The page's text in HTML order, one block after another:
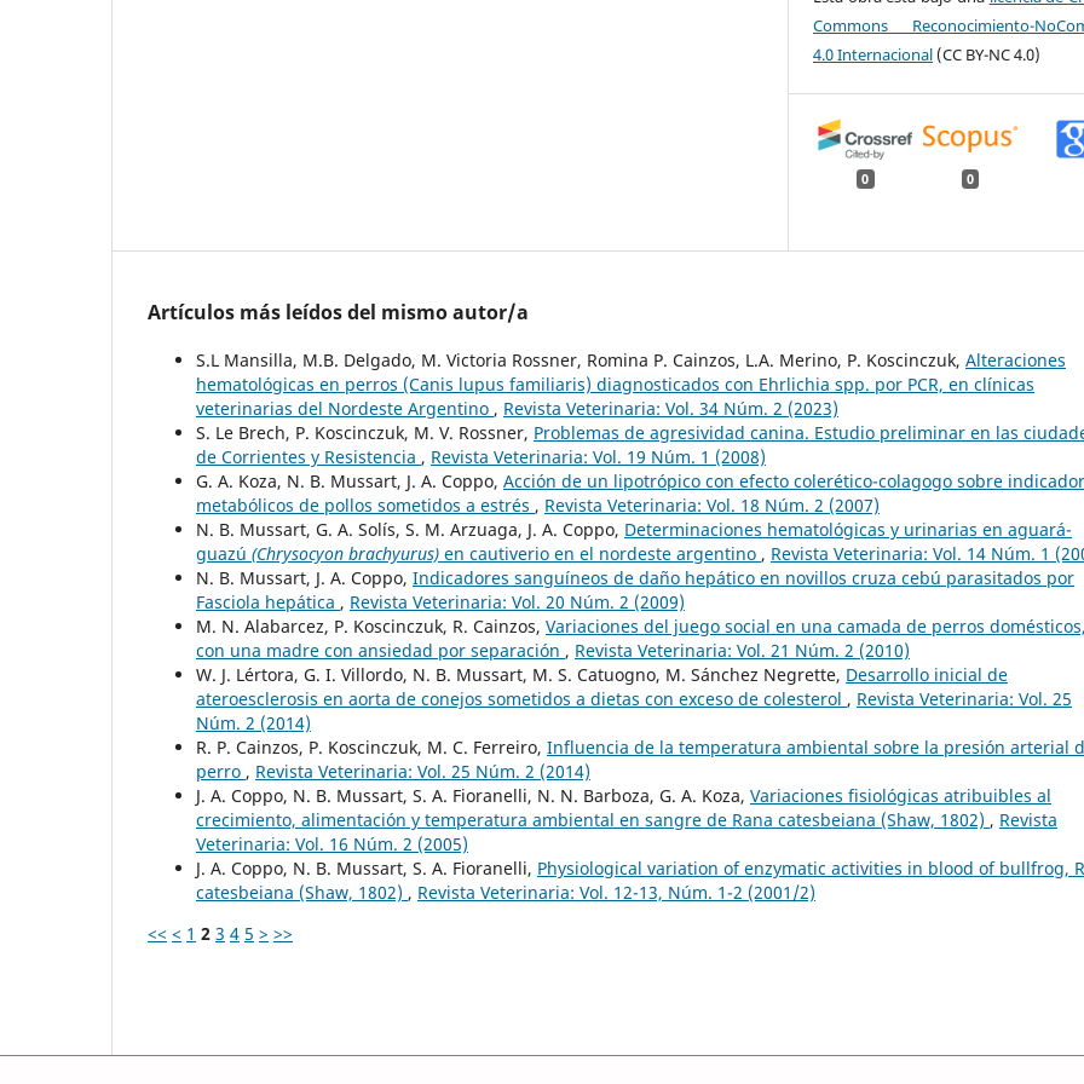
Commons Reconocimiento-
4.0 Internacional (CC BY-NC 4.0)
0 0
Artículos más leídos del mismo autor/a
S.L Mansilla, M.B. Delgado, M. Victoria Rossner, Romina P. Cainzos, L.A. Merino, P. Koscinczuk, Alteraciones
hematológicas en perros (Canis lupus familiaris) diagnosticados con Ehrlichia spp. por PCR, en clínicas
veterinarias del Nordeste Argentino , Revista Veterinaria: Vol. 34 Núm. 2 (2023)
S. Le Brech, P. Koscinczuk, M. V. Rossner, Problemas de agresividad canina. Estudio preliminar en las
de Corrientes y Resistencia , Revista Veterinaria: Vol. 19 Núm. 1 (2008)
G. A. Koza, N. B. Mussart, J. A. Coppo, Acción de un lipotrópico con efecto colerético-colagogo sobre
metabólicos de pollos sometidos a estrés , Revista Veterinaria: Vol. 18 Núm. 2 (2007)
N. B. Mussart, G. A. Solís, S. M. Arzuaga, J. A. Coppo, Determinaciones hematológicas y urinarias en aguará-
guazú (Chrysocyon brachyurus) en cautiverio en el nordeste argentino , Revista Veterinaria: Vol. 14 Núm. 1
N. B. Mussart, J. A. Coppo, Indicadores sanguíneos de daño hepático en novillos cruza cebú parasitados por
Fasciola hepática , Revista Veterinaria: Vol. 20 Núm. 2 (2009)
M. N. Alabarcez, P. Koscinczuk, R. Cainzos, Variaciones del juego social en una camada de perros domésticos,
con una madre con ansiedad por separación , Revista Veterinaria: Vol. 21 Núm. 2 (2010)
W. J. Lértora, G. I. Villordo, N. B. Mussart, M. S. Catuogno, M. Sánchez Negrette, Desarrollo inicial de
ateroesclerosis en aorta de conejos sometidos a dietas con exceso de colesterol , Revista Veterinaria: Vol. 25
Núm. 2 (2014)
R. P. Cainzos, P. Koscinczuk, M. C. Ferreiro, Influencia de la temperatura ambiental sobre la presión arterial
perro , Revista Veterinaria: Vol. 25 Núm. 2 (2014)
J. A. Coppo, N. B. Mussart, S. A. Fioranelli, N. N. Barboza, G. A. Koza, Variaciones fisiológicas atribuibles al
crecimiento, alimentación y temperatura ambiental en sangre de Rana catesbeiana (Shaw, 1802) , Revista
Veterinaria: Vol. 16 Núm. 2 (2005)
J. A. Coppo, N. B. Mussart, S. A. Fioranelli, Physiological variation of enzymatic activities in blood of bullfrog,
catesbeiana (Shaw, 1802) , Revista Veterinaria: Vol. 12-13, Núm. 1-2 (2001/2)
<< < 1 2 3 4 5 > >>